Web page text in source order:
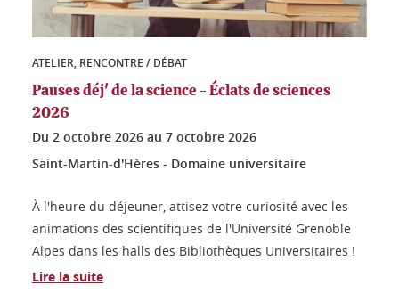
ATELIER, RENCONTRE / DÉBAT
Pauses déj' de la science - Éclats de sciences
2026
Du 2 octobre 2026 au 7 octobre 2026
Saint-Martin-d'Hères - Domaine universitaire
À l'heure du déjeuner, attisez votre curiosité avec les
animations des scientifiques de l'Université Grenoble
Alpes dans les halls des Bibliothèques Universitaires !
Lire la suite